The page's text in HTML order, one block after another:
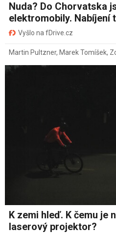
Nuda? Do Chorvatska
elektromobily. Nabíjení
Vyšlo na fDrive.cz
Martin Pultzner, Marek Tomíšek,
K zemi hleď. K čemu je
laserový projektor?